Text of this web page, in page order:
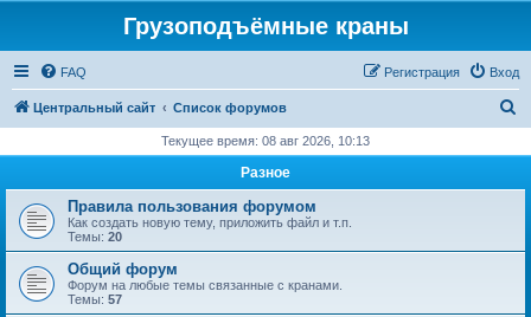
Грузоподъёмные краны
FAQ Вход
Регистрация
Центральный сайт Список форумов
с
Текущее время: 08 авг 2026, 10:13
Разное
Правила пользования форумом
Как создать новую тему, приложить файл и т.п.
Темы: 20
Общий форум
Форум на любые темы связанные с кранами.
Темы: 57